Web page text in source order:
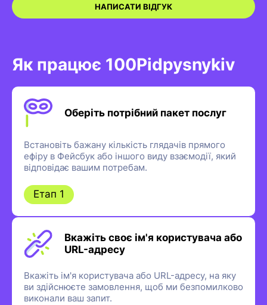
НАПИСАТИ ВІДГУК
Як працює 100Pidpysnykiv
Оберіть потрібний пакет послуг
Встановіть бажану кількість глядачів прямого
ефіру в Фейсбук або іншого виду взаємодії, який
відповідає вашим потребам.
Етап 1
Вкажіть своє ім'я користувача або
URL-адресу
Вкажіть ім'я користувача або URL-адресу, на яку
ви здійснюєте замовлення, щоб ми безпомилково
виконали ваш запит.